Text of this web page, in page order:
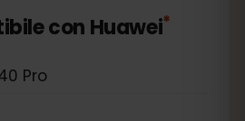
con Huawei*
Pro